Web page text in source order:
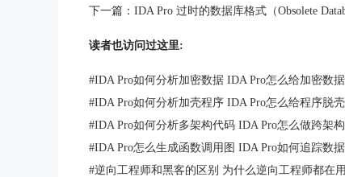
下一篇： IDA Pro 过时的数据库格式（Obsolete
读者也访问过这里:
#IDA Pro如何分析加密数据 IDA Pro怎么给加密数
#IDA Pro如何分析加壳程序 IDA Pro怎么给程序脱壳
#IDA Pro如何分析多架构代码 IDA Pro怎么做跨架
#IDA Pro怎么生成函数调用图 IDA Pro如何追踪数
#逆向工程师和黑客的区别 为什么逆向工程师都在